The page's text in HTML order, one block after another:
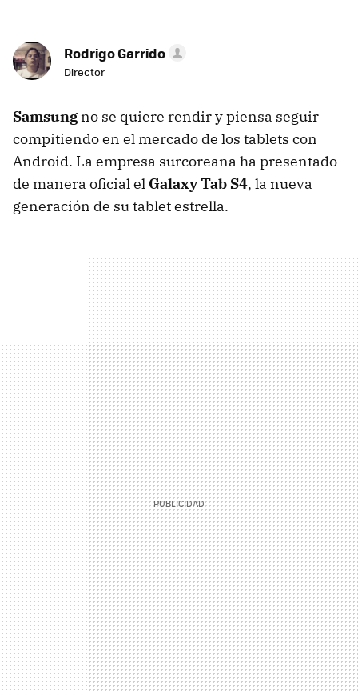
Rodrigo Garrido
Director
Samsungno se quiere rendir y piensa seguir
compitiendo en el mercado de los tablets con
Android. La empresa surcoreana ha presentado
de manera oficial el Galaxy Tab S4, la nueva
generación de su tablet estrella.